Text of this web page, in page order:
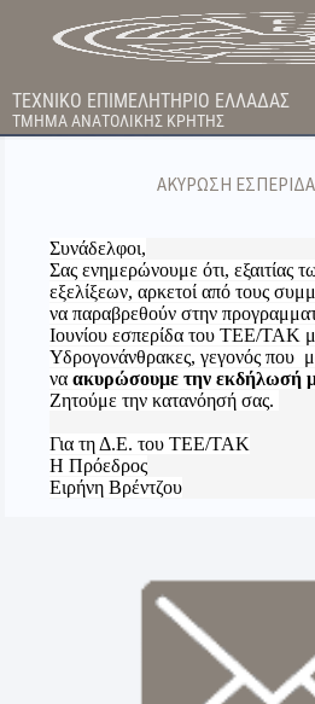
ΤΕΧΝΙΚΟ ΕΠΙΜΕΛΗΤΗΡΙΟ ΕΛΛΑΔΑΣ
ΤΜΗΜΑ ΑΝΑΤΟΛΙΚΗΣ ΚΡΗΤΗΣ
ΑΚΥΡΩΣΗ
Συνάδελφοι,
Σας ενημερώνουμε ότι, εξαιτίας
εξελίξεων, αρκετοί από τους
να παραβρεθούν στην
Ιουνίου εσπερίδα του ΤΕΕ/ΤΑΚ
Υδρογονάνθρακες, γεγονός που
ναακυρώσουμε την εκδήλωσή
Ζητούμε την κατανόησή σας.
Για τη Δ.Ε. του ΤΕΕ/ΤΑΚ
Η Πρόεδρος
Ειρήνη Βρέντζου